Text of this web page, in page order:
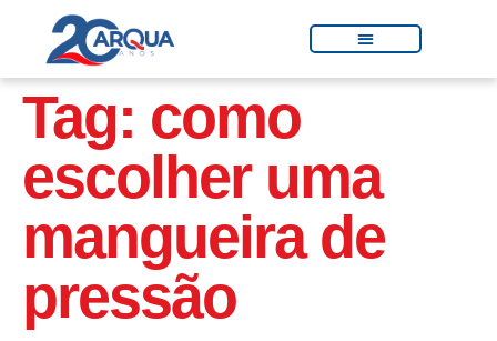
Tag: como
escolher uma
mangueira de
pressão